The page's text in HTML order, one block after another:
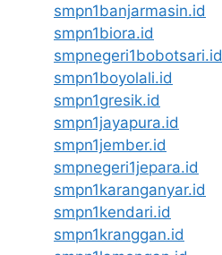
smpn1banjarmasin.id
smpn1biora.id
smpnegeri1bobotsari.id
smpn1boyolali.id
smpn1gresik.id
smpn1jayapura.id
smpn1jember.id
smpnegeri1jepara.id
smpn1karanganyar.id
smpn1kendari.id
smpn1kranggan.id